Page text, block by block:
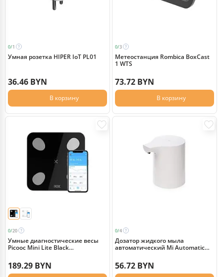
0/1
Умная розетка HIPER IoT PL01
36.46 BYN
В корзину
0/3
Метеостанция Rombica BoxCast
1 WTS
73.72 BYN
В корзину
0/20
Умные диагностические весы
Picooc Mini Lite Black
189.29 BYN
0/4
Дозатор жидкого мыла
автоматический Mi Automatic
MJXSJ03XW (BHR4558GL)
56.72 BYN